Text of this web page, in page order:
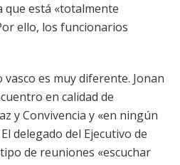
que está «totalmente
ello, los funcionarios
es muy diferente. Jonan
en calidad de
y Convivencia y «en ningún
delegado del Ejecutivo de
de reuniones «escuchar